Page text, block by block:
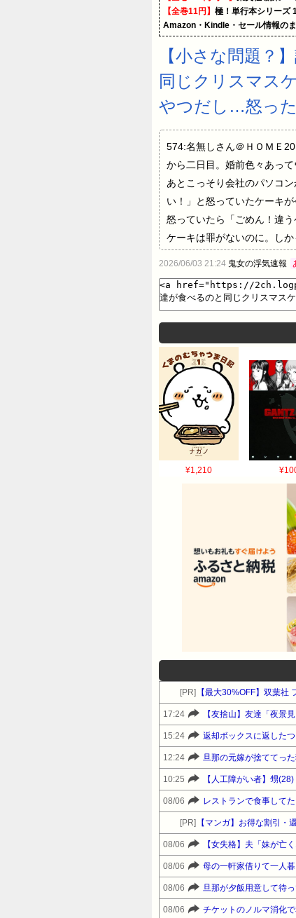
【全巻11円】 極！単行本シリーズ
Amazon・Kindle・セール情報の
【小さな問題？
同じクリスマス
やつだし…怒っ
574:名無しさん＠ＨＯＭＥ
から二日目。婚前色々あっ
あとこっそり会社のパソコ
い！」と怒っていたケーキ
怒っていたら「ごめん！違
ケーキは罪がないのに。し
心配なので〆る方法を考え
っそり何かしそうで信じら
わからないチーズケーキは
たのは自宅クリスマス分？
ないと問題が大きいのか小
す。絶縁してるのに誕生日
か。ぎっちり監視するもの
のも、一つの操縦方法だよ
んじゃないかな。あなたの
582:5742010/12/23(木)
条件な人だから悪条件って
ずに全額使い込み、未だ
している模様。それに旦那
た筈のトメに誕生日のケー
罪は無いのに捨てたってブ
588:名無しさん＠ＨＯＭＥ
みてやろうよｗ早速トメ誕
っても～」とか言いそうな
話してごらんよ。うかつだ
じゃなくて、泣き落とし式
訴えた人。592:5742010/
ョックだったもので・・・
トメ＞＞＞＞私に見えてし
ます。あと泣き落とし使わ
2010/12/23(木) 13:40:09そ
味方につくだろうねしかし
595:名無しさん＠ＨＯＭＥ
んな話をしたりって、楽し
かる。 ← こういう風に相
ていけないので、 悪い
ど、 ← 大好き
先忘れられない。 ← それ
て。 ← 事実の念
ら・・・ ← 又言う
謙遜してみる一生かか
2026/06/03 21:24 鬼女の浮気速報
¥1,210
[PR] 【最大30%OFF】双葉
17:24
15:24
12:24
10:25
08/06
[PR] 【マンガ】お得な割引・
08/06
08/06
08/06
08/06